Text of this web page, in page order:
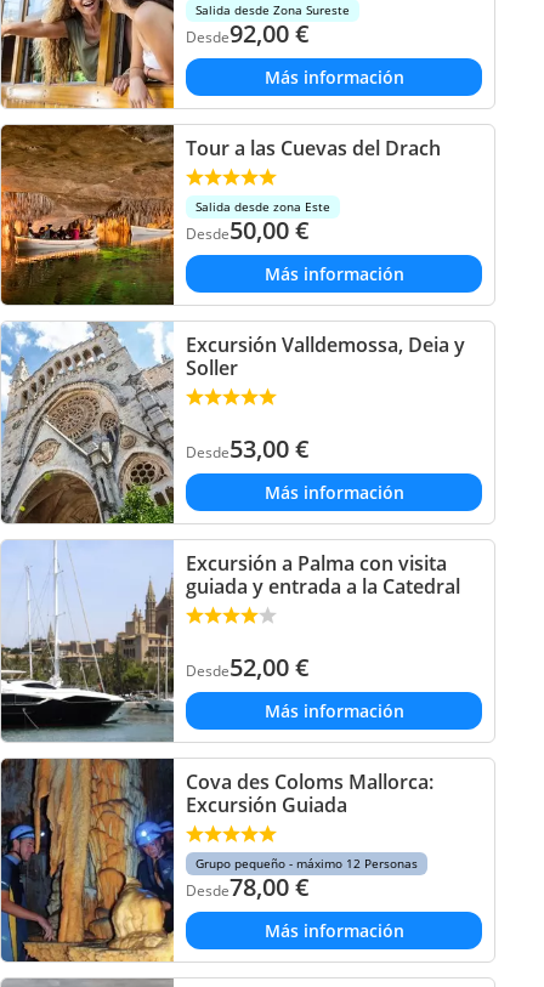
Salida desde Zona Sureste
Desde92,00€
Más información
Tour a las Cuevas del Drach
Salida desde zona Este
Desde50,00€
Más información
Excursión Valldemossa, Deia y
Soller
Desde53,00€
Más información
Excursión a Palma con visita
guiada y entrada a la Catedral
Desde52,00€
Más información
Cova des Coloms Mallorca:
Excursión Guiada
Grupo pequeño - máximo 12 Personas
Desde78,00€
Más información